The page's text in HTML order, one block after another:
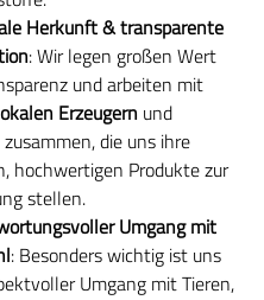
Herkunft & transparente
: Wir legen großen Wert
und arbeiten mit
Erzeugern und
zusammen, die uns ihre
hochwertigen Produkte zur
stellen.
Umgang mit
: Besonders wichtig ist uns
Umgang mit Tieren,